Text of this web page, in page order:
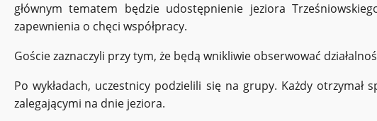
głównym tematem będzie udostępnienie jeziora
zapewnienia o chęci współpracy.
Goście zaznaczyli przy tym, że będą wnikliwie obserwować
Po wykładach, uczestnicy podzielili się na grupy. Każdy otrzymał
zalegającymi na dnie jeziora.